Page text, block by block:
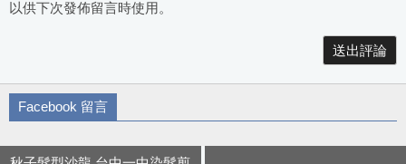
以供下次發佈留言時使用。
Facebook 留言